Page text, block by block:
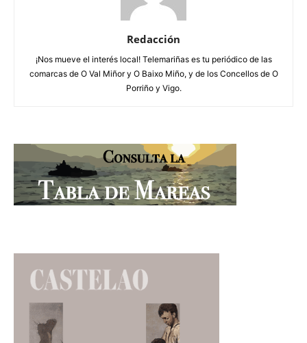
Redacción
¡Nos mueve el interés local! Telemariñas es tu periódico de las
comarcas de O Val Miñor y O Baixo Miño, y de los Concellos de O
Porriño y Vigo.